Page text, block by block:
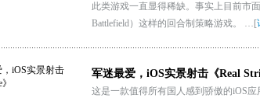
此类游戏一直显得稀缺。事实上目前市
Battlefield）这样的回合制策略游戏。 … [
军迷最爱，iOS实景射击《Real
这是一款值得所有国人感到骄傲的iOS